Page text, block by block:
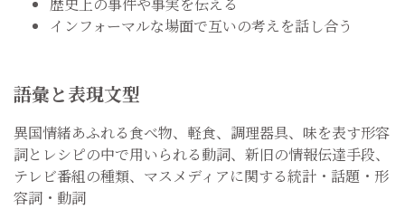
インフォーマルな場面で互いの考えを話し合う
語彙と表現文型
異国情緒あふれる食べ物、軽食、調理器具、味を表す形容
詞とレシピの中で用いられる動詞、新旧の情報伝達手段、
テレビ番組の種類、マスメディアに関する統計・話題・形
容詞・動詞